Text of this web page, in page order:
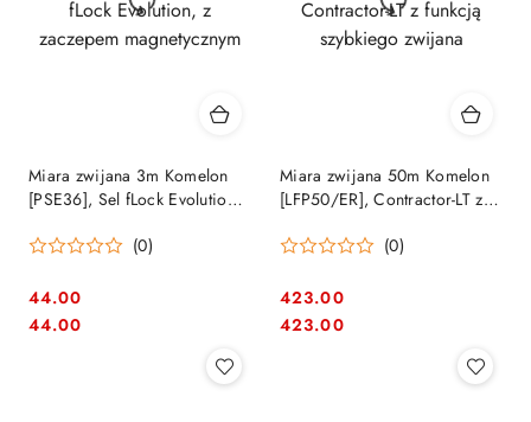
Miara zwijana 3m Komelon
[PSE36], Sel fLock Evolution,
(0)
Cena:
44.00
Cena:
44.00
Miara zwijana 50m Komelon
[LFP50/ER], Contractor-LT z
(0)
Cena:
423.00
Cena:
423.00